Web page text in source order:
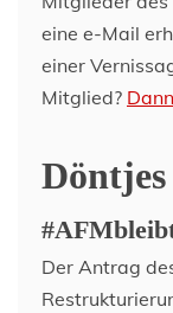
eine e-Mail
einer
Mitglied?
Döntjes
Der Antrag